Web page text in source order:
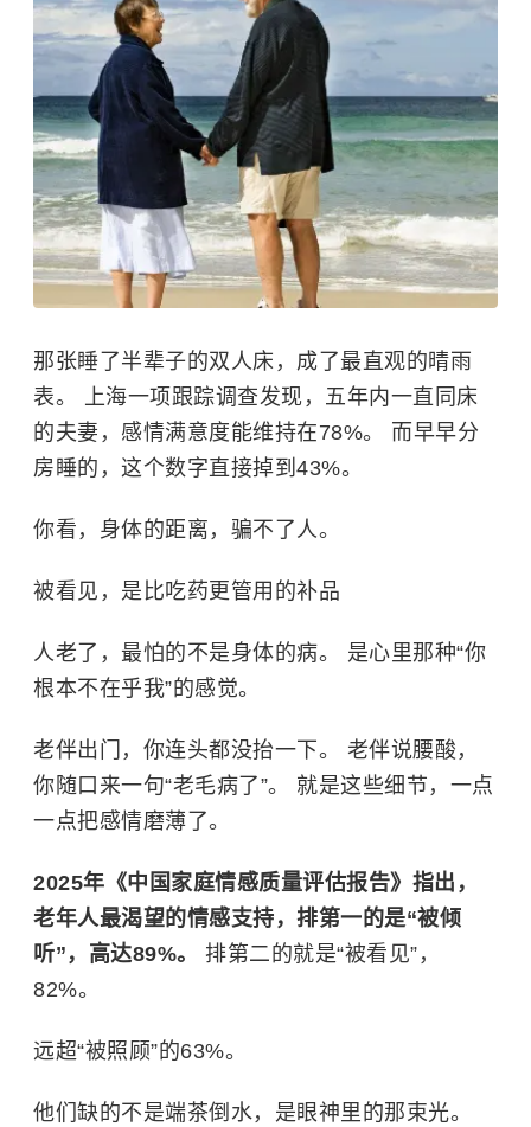
那张睡了半辈子的双人床，成了最直观的晴雨
表。 上海一项跟踪调查发现，五年内一直同床
的夫妻，感情满意度能维持在78%。 而早早分
房睡的，这个数字直接掉到43%。
你看，身体的距离，骗不了人。
被看见，是比吃药更管用的补品
人老了，最怕的不是身体的病。 是心里那种“你
根本不在乎我”的感觉。
老伴出门，你连头都没抬一下。 老伴说腰酸，
你随口来一句“老毛病了”。 就是这些细节，一点
一点把感情磨薄了。
2025年《中国家庭情感质量评估报告》指出，
老年人最渴望的情感支持，排第一的是“被倾
听”，高达89%。 排第二的就是“被看见”，
82%。
远超“被照顾”的63%。
他们缺的不是端茶倒水，是眼神里的那束光。